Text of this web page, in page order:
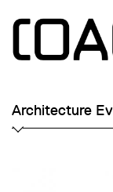
Architecture